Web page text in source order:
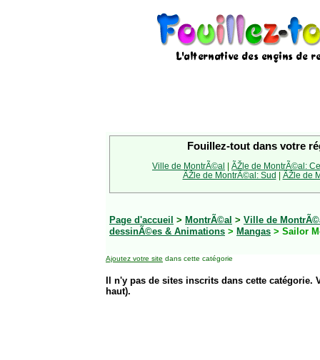
Fouillez-tout dans votre
Ville de MontrÃ©al | ÃŽle de MontrÃ©al:
ÃŽle de MontrÃ©al: Sud | ÃŽle de
Page d'accueil > MontrÃ©al > Ville de
dessinÃ©es & Animations > Mangas > Sailor
Ajoutez votre site dans cette catégorie
Il n'y pas de sites inscrits dans cette
haut).